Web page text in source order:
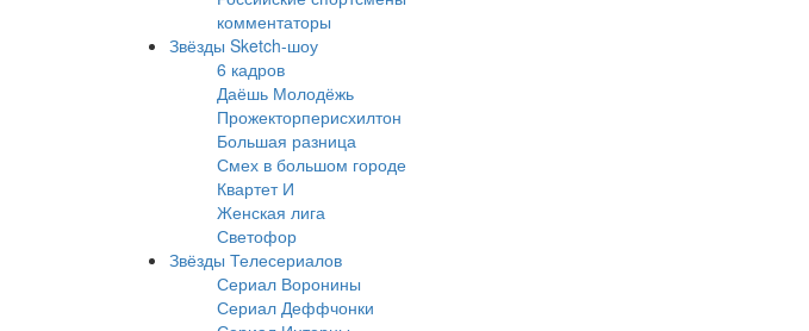
комментаторы
Звёзды Sketch-шоу
6 кадров
Даёшь Молодёжь
Прожекторперисхилтон
Большая разница
Смех в большом городе
Квартет И
Женская лига
Светофор
Звёзды Телесериалов
Сериал Воронины
Сериал Деффчонки